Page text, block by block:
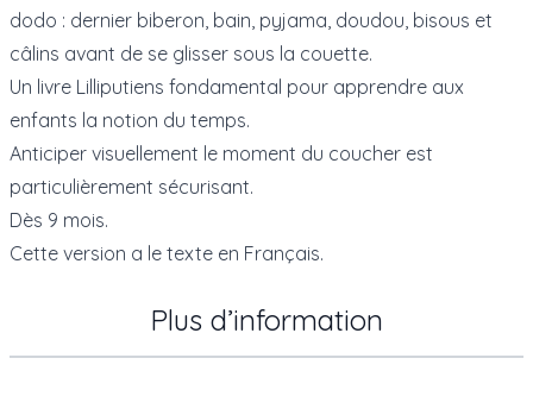
dodo : dernier biberon, bain, pyjama, doudou, bisous et
câlins avant de se glisser sous la couette.
Un livre Lilliputiens fondamental pour apprendre aux
enfants la notion du temps.
Anticiper visuellement le moment du coucher est
particulièrement sécurisant.
Dès 9 mois.
Cette version a le texte en Français.
Plus d’information